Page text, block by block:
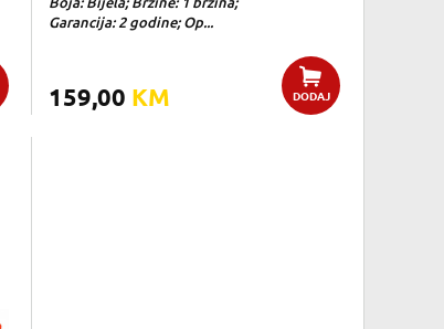
Garancija: 2 godine; Op...
159,00 KM DODAJ